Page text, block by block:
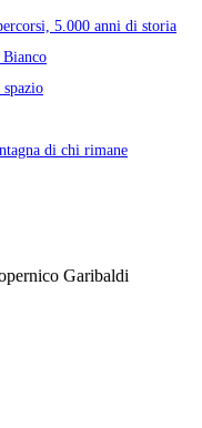
5.000 anni di storia
di chi rimane
Garibaldi